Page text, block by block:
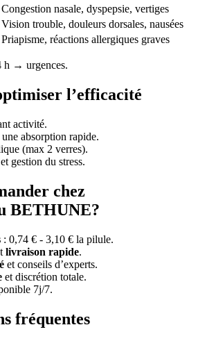
Congestion nasale, dyspepsie, vertiges
Vision trouble, douleurs dorsales, nausées
Priapisme, réactions allergiques graves
h → urgences.
l’efficacité
activité.
absorption rapide.
(max 2 verres).
gestion du stress.
chez
BETHUNE?
: 0,74 € - 3,10 € la pilule.
livraison rapide.
et conseils d’experts.
et discrétion totale.
7j/7.
fréquentes